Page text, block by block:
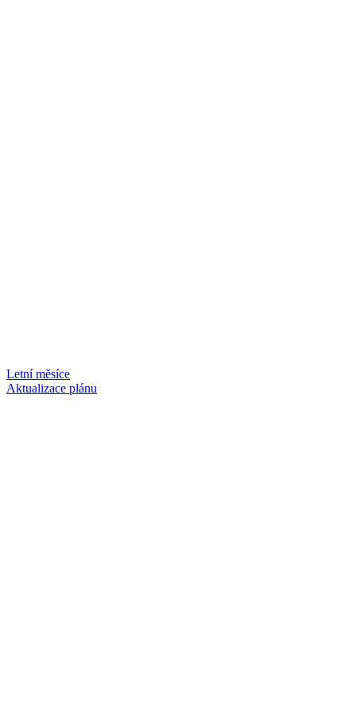
Letní měsíce
Aktualizace plánu